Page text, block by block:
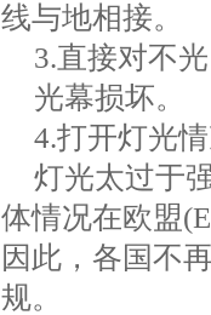
线与地相接。
3.直接对不
光幕损坏。
4.打开灯光
灯光太过于
体情况在欧盟
因此，各国不
规。